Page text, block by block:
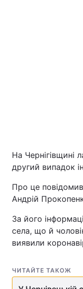
На Чернігівщині
другий випадок
Про це
Андрій
За його
села, що й
виявили
ЧИТАЙТЕ ТАКОЖ